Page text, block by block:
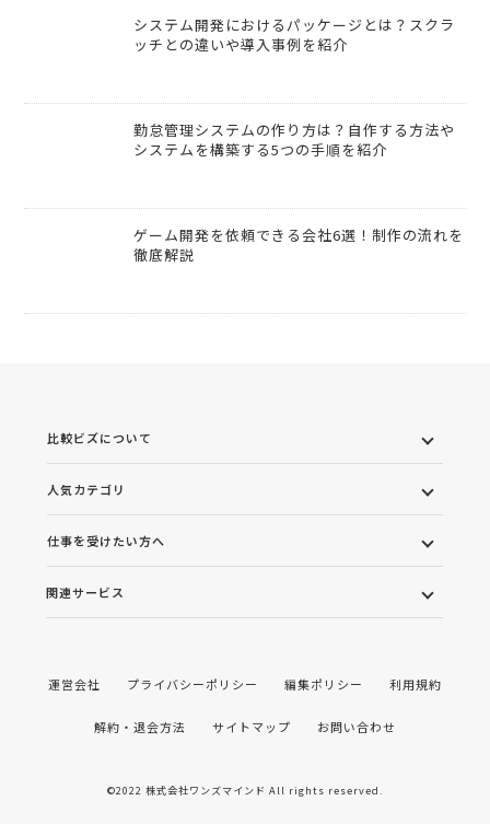
システム開発におけるパッケージとは？スクラ
ッチとの違いや導入事例を紹介
勤怠管理システムの作り方は？自作する方法や
システムを構築する5つの手順を紹介
ゲーム開発を依頼できる会社6選！制作の流れを
徹底解説
比較ビズについて
人気カテゴリ
仕事を受けたい方へ
関連サービス
運営会社 プライバシーポリシー 編集ポリシー 利用規約
解約・退会方法 サイトマップ お問い合わせ
©2022 株式会社ワンズマインド All rights reserved.